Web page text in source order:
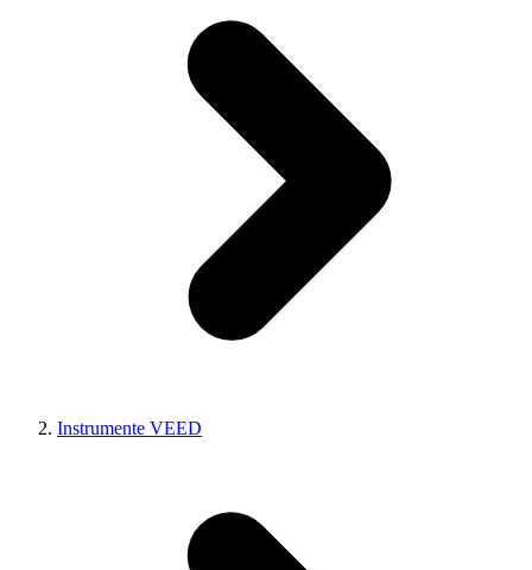
Instrumente VEED